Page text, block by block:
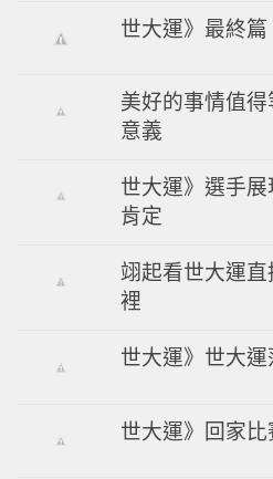
世大運》最終篇
美好的事情值
意義
世大運》選手
肯定
翊起看世大運
裡
世大運》世大
世大運》回家